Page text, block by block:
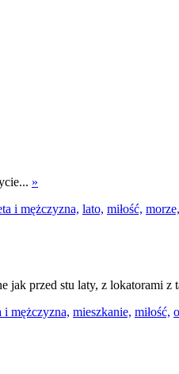
»
i mężczyzna, lato, miłość, morze,
jak przed stu laty, z lokatorami z
i mężczyzna, mieszkanie, miłość,